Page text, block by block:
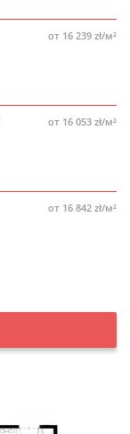
от 16 239 zł/м²
от 16 053 zł/м²
от 16 842 zł/м²